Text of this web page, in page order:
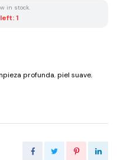
in stock.
1
profunda,piel suave,